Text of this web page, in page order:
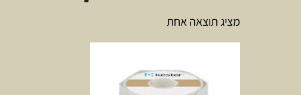
מציג תוצאה אחת